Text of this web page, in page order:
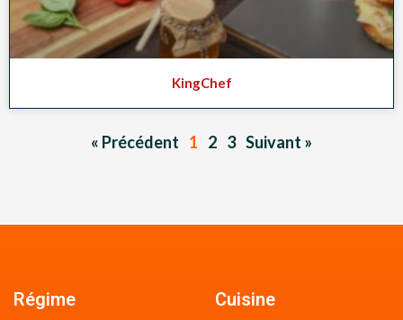
KingChef
« Précédent 1 2 3 Suivant »
Cuisine
Régime